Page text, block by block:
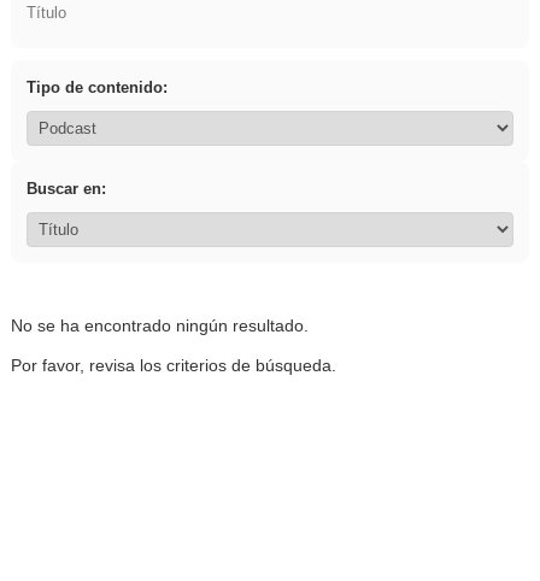
Título
Tipo de contenido:
Buscar en:
No se ha encontrado ningún resultado.
Por favor, revisa los criterios de búsqueda.